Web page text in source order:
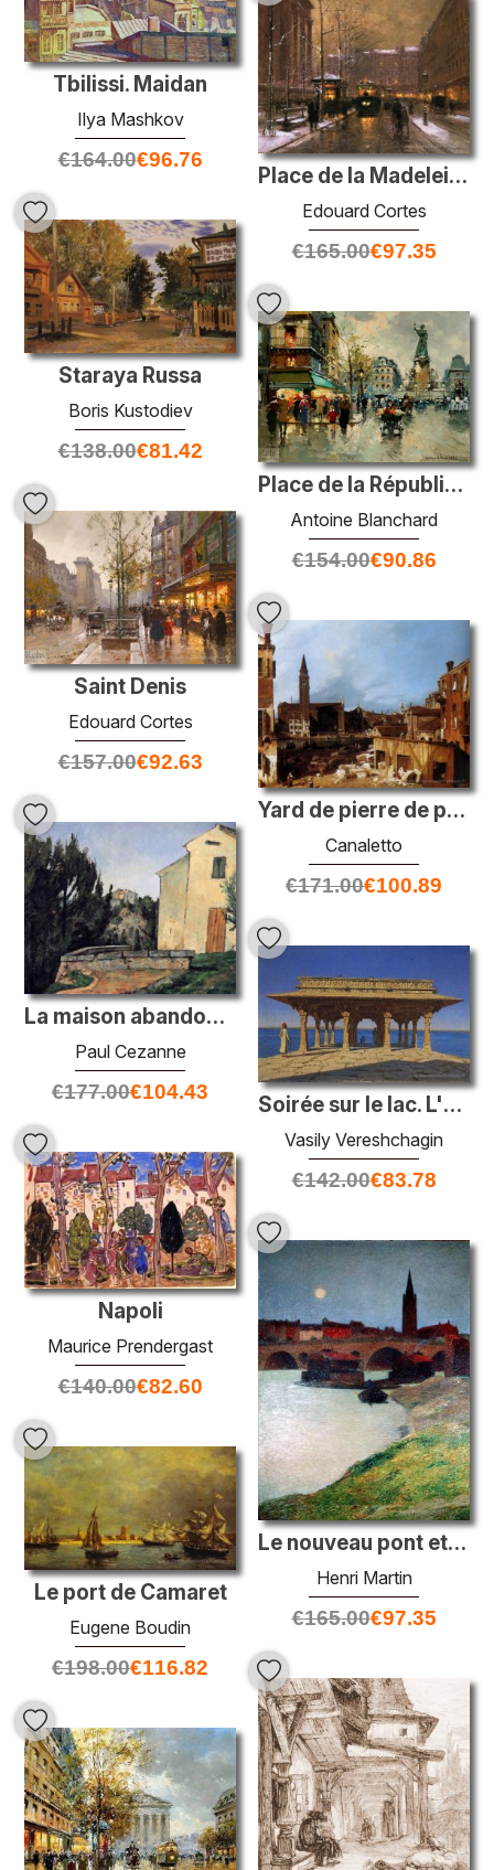
Tbilissi. Maidan
Ilya Mashkov
€164.00€96.76
Place de la Madeleine
Edouard Cortes
€165.00€97.35
Staraya Russa
Boris Kustodiev
€138.00€81.42
Place de la République
Antoine Blanchard
€154.00€90.86
Saint Denis
Edouard Cortes
€157.00€92.63
Yard de pierre de pierre
Canaletto
€171.00€100.89
La maison abandonnée
Paul Cezanne
€177.00€104.43
Soirée sur le lac. L'un des pavillons de la promenade en marbre
Vasily Vereshchagin
€142.00€83.78
Napoli
Maurice Prendergast
€140.00€82.60
Le nouveau pont et Dalbade
Henri Martin
€165.00€97.35
Le port de Camaret
Eugene Boudin
€198.00€116.82